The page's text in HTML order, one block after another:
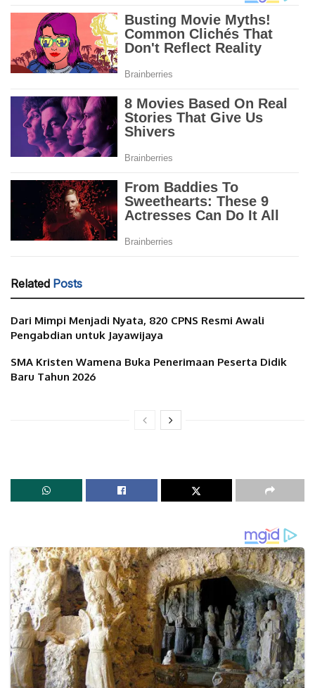
Related Posts
Dari Mimpi Menjadi Nyata, 820 CPNS Resmi Awali
Pengabdian untuk Jayawijaya
SMA Kristen Wamena Buka Penerimaan Peserta Didik
Baru Tahun 2026